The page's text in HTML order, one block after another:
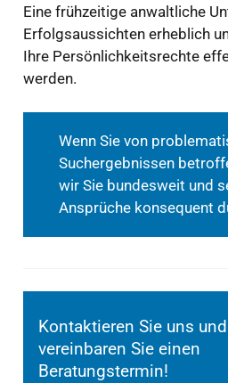
Eine frühzeitige anwaltliche
Erfolgsaussichten erheblich
Ihre Persönlichkeitsrechte
werden.
Wenn Sie von
Suchergebnissen
wir Sie bundesweit und
Ansprüche konsequent
Kontaktieren Sie uns und
vereinbaren Sie einen
Beratungstermin!